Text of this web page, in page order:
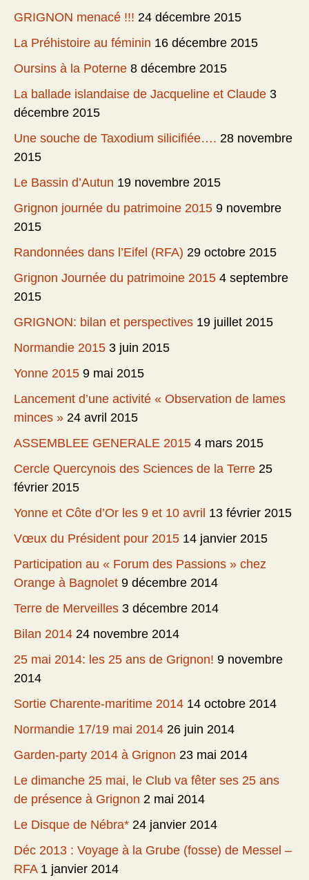
GRIGNON menacé !!! 24 décembre 2015
La Préhistoire au féminin 16 décembre 2015
Oursins à la Poterne 8 décembre 2015
La ballade islandaise de Jacqueline et Claude 3
décembre 2015
Une souche de Taxodium silicifiée…. 28 novembre
2015
Le Bassin d’Autun 19 novembre 2015
Grignon journée du patrimoine 2015 9 novembre
2015
Randonnées dans l’Eifel (RFA) 29 octobre 2015
Grignon Journée du patrimoine 2015 4 septembre
2015
GRIGNON: bilan et perspectives 19 juillet 2015
Normandie 2015 3 juin 2015
Yonne 2015 9 mai 2015
Lancement d’une activité « Observation de lames
minces » 24 avril 2015
ASSEMBLEE GENERALE 2015 4 mars 2015
Cercle Quercynois des Sciences de la Terre 25
février 2015
Yonne et Côte d’Or les 9 et 10 avril 13 février 2015
Vœux du Président pour 2015 14 janvier 2015
Participation au « Forum des Passions » chez
Orange à Bagnolet 9 décembre 2014
Terre de Merveilles 3 décembre 2014
Bilan 2014 24 novembre 2014
25 mai 2014: les 25 ans de Grignon! 9 novembre
2014
Sortie Charente-maritime 2014 14 octobre 2014
Normandie 17/19 mai 2014 26 juin 2014
Garden-party 2014 à Grignon 23 mai 2014
Le dimanche 25 mai, le Club va fêter ses 25 ans
de présence à Grignon 2 mai 2014
Le Disque de Nébra* 24 janvier 2014
Déc 2013 : Voyage à la Grube (fosse) de Messel –
RFA 1 janvier 2014